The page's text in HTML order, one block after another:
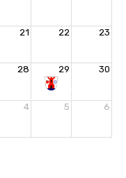
21 22 23
28 29
30
Rozloučení
4 5 6